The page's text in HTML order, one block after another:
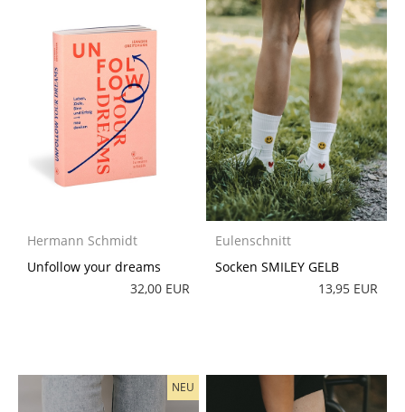
Hermann Schmidt
Unfollow your dreams
32,00 EUR
Eulenschnitt
Socken SMILEY GELB
13,95 EUR
NEU